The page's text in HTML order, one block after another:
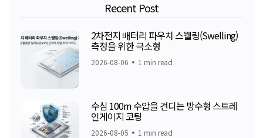
Recent Post
2차전지 배터리 파우치 스웰링(Swelling)
측정을 위한 극소형
2026-08-06 1 min read
수심 100m 수압을 견디는 방수형 스트레
인게이지 코팅
2026-08-05 1 min read